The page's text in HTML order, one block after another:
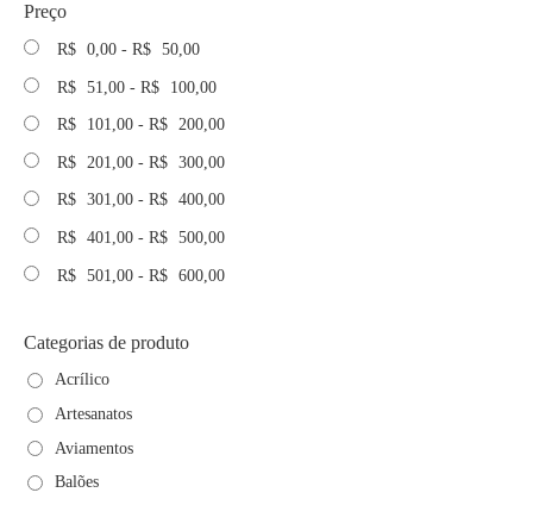
Preço
R$ 0,00 - R$ 50,00
R$ 51,00 - R$ 100,00
R$ 101,00 - R$ 200,00
R$ 201,00 - R$ 300,00
R$ 301,00 - R$ 400,00
R$ 401,00 - R$ 500,00
R$ 501,00 - R$ 600,00
Categorias de produto
Acrílico
Artesanatos
Aviamentos
Balões